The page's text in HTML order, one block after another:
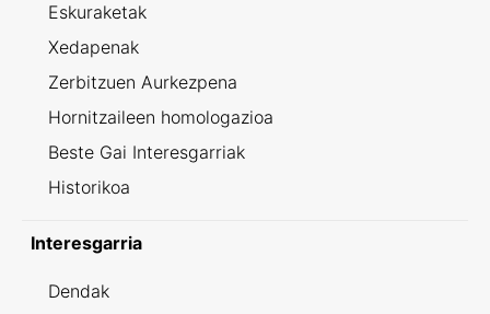
Eskuraketak
Xedapenak
Zerbitzuen Aurkezpena
Hornitzaileen homologazioa
Beste Gai Interesgarriak
Historikoa
Interesgarria
Dendak